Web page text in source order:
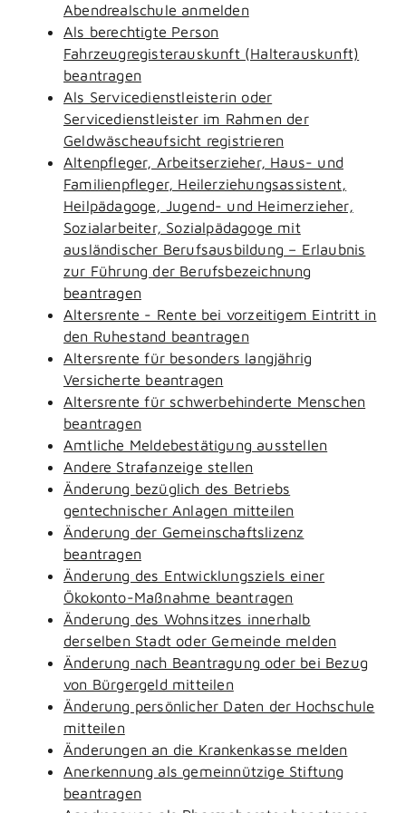
Abendrealschule anmelden
Als berechtigte Person
Fahrzeugregisterauskunft (Halterauskunft)
beantragen
Als Servicedienstleisterin oder
Servicedienstleister im Rahmen der
Geldwäscheaufsicht registrieren
Altenpfleger, Arbeitserzieher, Haus- und
Familienpfleger, Heilerziehungsassistent,
Heilpädagoge, Jugend- und Heimerzieher,
Sozialarbeiter, Sozialpädagoge mit
ausländischer Berufsausbildung – Erlaubnis
zur Führung der Berufsbezeichnung
beantragen
Altersrente - Rente bei vorzeitigem Eintritt in
den Ruhestand beantragen
Altersrente für besonders langjährig
Versicherte beantragen
Altersrente für schwerbehinderte Menschen
beantragen
Amtliche Meldebestätigung ausstellen
Andere Strafanzeige stellen
Änderung bezüglich des Betriebs
gentechnischer Anlagen mitteilen
Änderung der Gemeinschaftslizenz
beantragen
Änderung des Entwicklungsziels einer
Ökokonto-Maßnahme beantragen
Änderung des Wohnsitzes innerhalb
derselben Stadt oder Gemeinde melden
Änderung nach Beantragung oder bei Bezug
von Bürgergeld mitteilen
Änderung persönlicher Daten der Hochschule
mitteilen
Änderungen an die Krankenkasse melden
Anerkennung als gemeinnützige Stiftung
beantragen